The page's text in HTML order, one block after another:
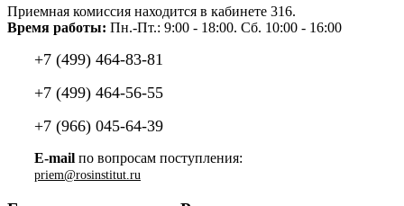
Приемная комиссия находится в кабинете 316.
Время работы: Пн.-Пт.: 9:00 - 18:00. Сб. 10:00 - 16:00
+7 (499) 464-83-81
+7 (499) 464-56-55
+7 (966) 045-64-39
E-mail по вопросам поступления:
priem@rosinstitut.ru